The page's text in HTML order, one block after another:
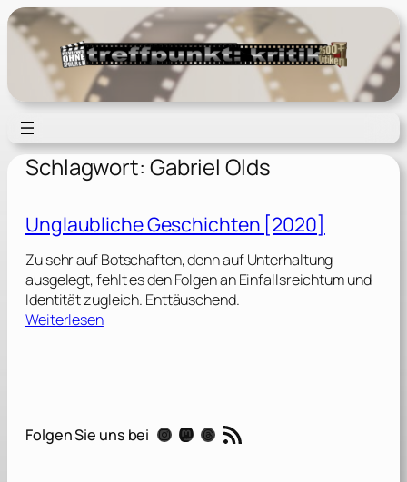
Zum
Inhalt
springen
Schlagwort: Gabriel Olds
Unglaubliche Geschichten [2020]
Zu sehr auf Botschaften, denn auf Unterhaltung
ausgelegt, fehlt es den Folgen an Einfallsreichtum und
Identität zugleich. Enttäuschend.
Weiterlesen:
u
Folgen Sie uns bei Instagram Mastodon Threads RSS-Feed